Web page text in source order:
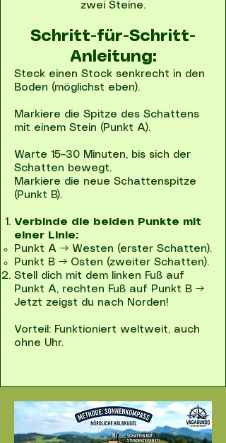
zwei Steine.
Schritt-für-Schritt-
Anleitung:
Steck einen Stock senkrecht in den
Boden (möglichst eben).
Markiere die Spitze des Schattens
mit einem Stein (Punkt A).
Warte 15–30 Minuten, bis sich der
Schatten bewegt.
Markiere die neue Schattenspitze
(Punkt B).
Verbinde die beiden Punkte mit
einer Linie:
Punkt A → Westen (erster Schatten).
Punkt B → Osten (zweiter Schatten).
Stell dich mit dem linken Fuß auf
Punkt A, rechten Fuß auf Punkt B →
Jetzt zeigst du nach Norden!
Vorteil: Funktioniert weltweit, auch
ohne Uhr.